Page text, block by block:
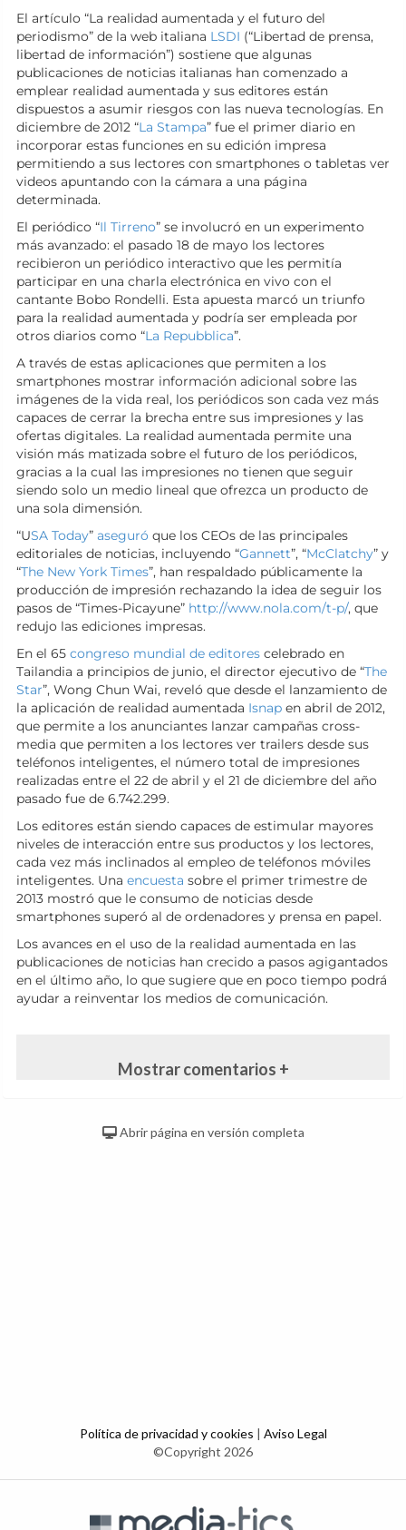
El artículo “La realidad aumentada y el futuro del
periodismo” de la web italiana LSDI (“Libertad de prensa,
libertad de información”) sostiene que algunas
publicaciones de noticias italianas han comenzado a
emplear realidad aumentada y sus editores están
dispuestos a asumir riesgos con las nueva tecnologías. En
diciembre de 2012 “La Stampa” fue el primer diario en
incorporar estas funciones en su edición impresa
permitiendo a sus lectores con smartphones o tabletas ver
videos apuntando con la cámara a una página
determinada.
El periódico “Il Tirreno” se involucró en un experimento
más avanzado: el pasado 18 de mayo los lectores
recibieron un periódico interactivo que les permitía
participar en una charla electrónica en vivo con el
cantante Bobo Rondelli. Esta apuesta marcó un triunfo
para la realidad aumentada y podría ser empleada por
otros diarios como “La Repubblica”.
A través de estas aplicaciones que permiten a los
smartphones mostrar información adicional sobre las
imágenes de la vida real, los periódicos son cada vez más
capaces de cerrar la brecha entre sus impresiones y las
ofertas digitales. La realidad aumentada permite una
visión más matizada sobre el futuro de los periódicos,
gracias a la cual las impresiones no tienen que seguir
siendo solo un medio lineal que ofrezca un producto de
una sola dimensión.
“USA Today” aseguró que los CEOs de las principales
editoriales de noticias, incluyendo “Gannett”, “McClatchy” y
“The New York Times”, han respaldado públicamente la
producción de impresión rechazando la idea de seguir los
pasos de “Times-Picayune” http://www.nola.com/t-p/, que
redujo las ediciones impresas.
En el 65 congreso mundial de editores celebrado en
Tailandia a principios de junio, el director ejecutivo de “The
Star”, Wong Chun Wai, reveló que desde el lanzamiento de
la aplicación de realidad aumentada Isnap en abril de 2012,
que permite a los anunciantes lanzar campañas cross-
media que permiten a los lectores ver trailers desde sus
teléfonos inteligentes, el número total de impresiones
realizadas entre el 22 de abril y el 21 de diciembre del año
pasado fue de 6.742.299.
Los editores están siendo capaces de estimular mayores
niveles de interacción entre sus productos y los lectores,
cada vez más inclinados al empleo de teléfonos móviles
inteligentes. Una encuesta sobre el primer trimestre de
2013 mostró que le consumo de noticias desde
smartphones superó al de ordenadores y prensa en papel.
Los avances en el uso de la realidad aumentada en las
publicaciones de noticias han crecido a pasos agigantados
en el último año, lo que sugiere que en poco tiempo podrá
ayudar a reinventar los medios de comunicación.
Mostrar comentarios +
Abrir página en versión completa
Política de privacidad y cookies | Aviso Legal
©Copyright 2026